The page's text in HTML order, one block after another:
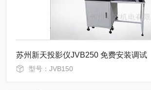
苏州新天投影仪JVB250 免费安装调试
型号：JVB150